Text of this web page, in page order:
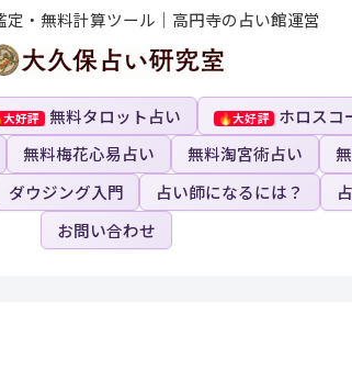
定・無料計算ツール｜高円寺の占い館運営
無料タロット占い
ホロスコ
無料梅花心易占い 無料淘宮術占い
ダウジング入門 占い師になるには？
お問い合わせ